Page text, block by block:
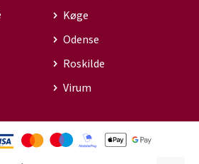
Køge
Odense
Roskilde
Virum